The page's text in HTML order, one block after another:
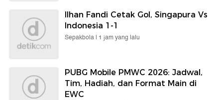
Ilhan Fandi Cetak Gol, Singapura Vs
Indonesia 1-1
Sepakbola | 1 jam yang lalu
PUBG Mobile PMWC 2026: Jadwal,
Tim, Hadiah, dan Format Main di
EWC